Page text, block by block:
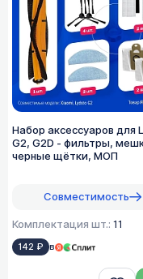
Набор аксессуаров для
G2, G2D - фильтры,
черные щётки, МОП
Совместимость
Комплектация шт.: 11
142 ₽ в